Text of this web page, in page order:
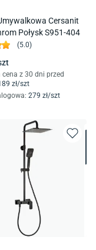
Cersanit
Połysk S951-404
(5.0)
cena z 30 dni przed
zł/szt
: 279 zł/szt